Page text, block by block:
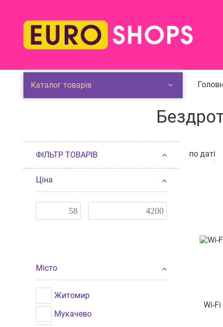
Каталог товарів
ФІЛЬТР ТОВАРІВ
Ціна
Місто
Житомир
Мукачево
по даті
по даті
Wi-Fi